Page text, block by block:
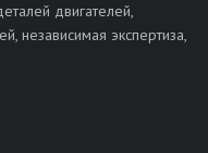
двигателей,
независимая экспертиза,